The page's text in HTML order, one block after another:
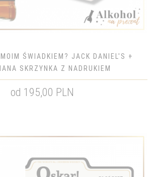
ŚWIADKIEM? JACK DANIEL'S +
SKRZYNKA Z NADRUKIEM
od 195,00 PLN